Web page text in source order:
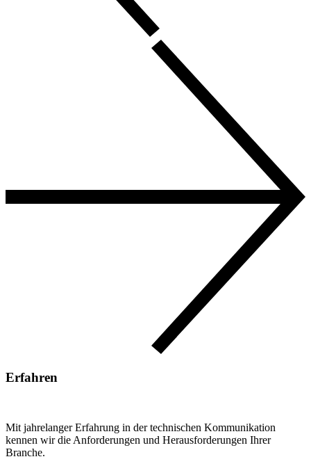
Erfahren
Mit jahrelanger Erfahrung in der technischen Kommunikation
kennen wir die Anforderungen und Herausforderungen Ihrer
Branche.